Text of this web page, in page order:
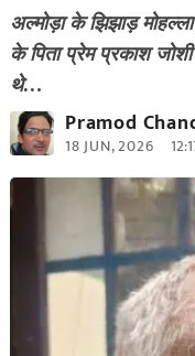
अल्मोड़ा के झिझाड़
के पिता प्रेम प्रकाश
थे…
Pramod
18 JUN, 2026